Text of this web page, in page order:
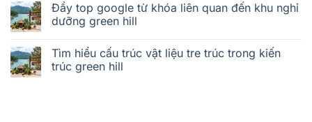
Đẩy top google từ khóa liên quan đến khu nghỉ
dưỡng green hill
Tìm hiểu cấu trúc vật liệu tre trúc trong kiến
trúc green hill